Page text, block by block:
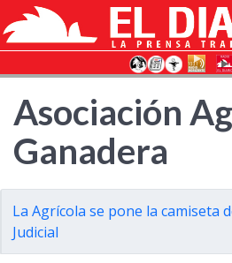
Asociación
Ganadera
La Agrícola se pone la camiseta
Judicial